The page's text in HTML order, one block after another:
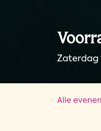
Zaterdag
Alle